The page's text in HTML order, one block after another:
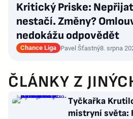
Kritický Priske:
nestačí. Změny?
nedokážu odpovědět
Chance Liga Pavel Šťastný8. srpna
ČLÁNKY Z
Tyčkařka
mistryní světa: